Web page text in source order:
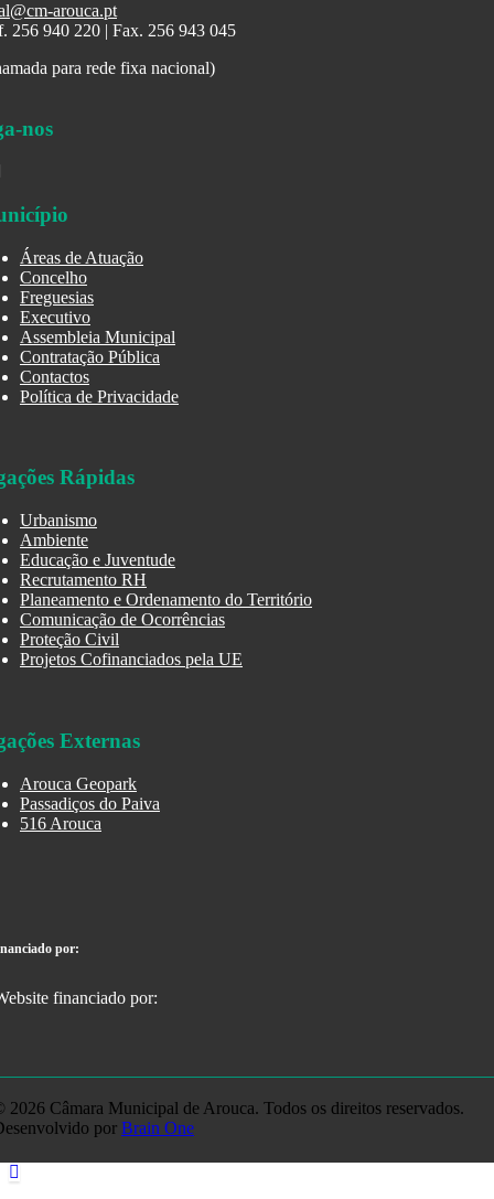
arouca.pt
256 940 220 | Fax. 256 943 045
para rede fixa nacional)
nos
Áreas de Atuação
Concelho
Freguesias
Executivo
Assembleia Municipal
Contratação Pública
Contactos
Política de Privacidade
Rápidas
Urbanismo
Ambiente
Educação e Juventude
Recrutamento RH
Planeamento e Ordenamento do Território
Comunicação de Ocorrências
Proteção Civil
Projetos Cofinanciados pela UE
Externas
Arouca Geopark
Passadiços do Paiva
516 Arouca
por:
2026 Câmara Municipal de Arouca. Todos os direitos reservados.
por Brain One